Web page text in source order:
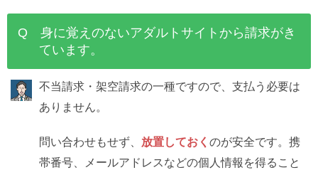
Q 身に覚えのないアダルトサイトから請求がき
ています。
不当請求・架空請求の一種ですので、支払う必要は
ありません。
問い合わせもせず、 放置しておく のが安全です。携
帯番号、メールアドレスなどの個人情報を得ること